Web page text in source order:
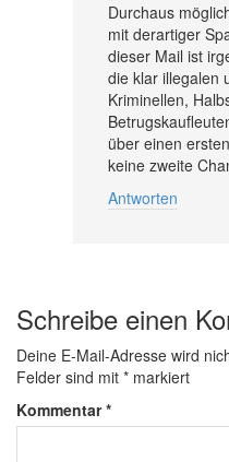
Durchaus
mit derartiger
dieser Mail ist
die klar illegalen
Kriminellen,
über einen
keine zweite
Antworten
Schreibe einen
Deine E-Mail-Adresse wird
Felder sind mit * markiert
Kommentar*